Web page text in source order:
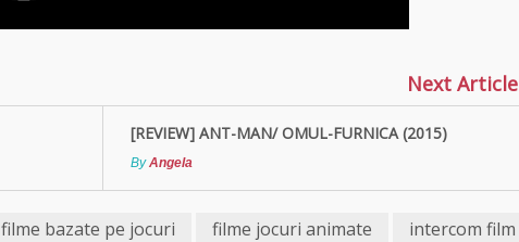
Next Article
[REVIEW] ANT-MAN/ OMUL-FURNICA (2015)
ByAngela
filme bazate pe jocuri filme jocuri animate
intercom film